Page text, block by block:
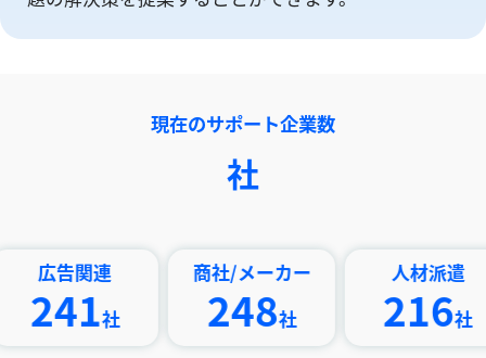
現在のサポート企業数
社
連
社
商社/メーカー
社 社